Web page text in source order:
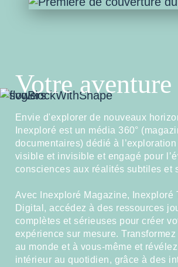
Votre aventure
Envie d'explorer de nouveaux
Inexploré est un média 360°
documentaires) dédié à
visible et invisible et engagé pour
consciences aux réalités subtiles et
Avec Inexploré Magazine, Inexploré
Digital, accédez à des ressources
complètes et sérieuses pour créer
expérience sur mesure.
au monde et à vous-même et
intérieur au quotidien, grâce à des